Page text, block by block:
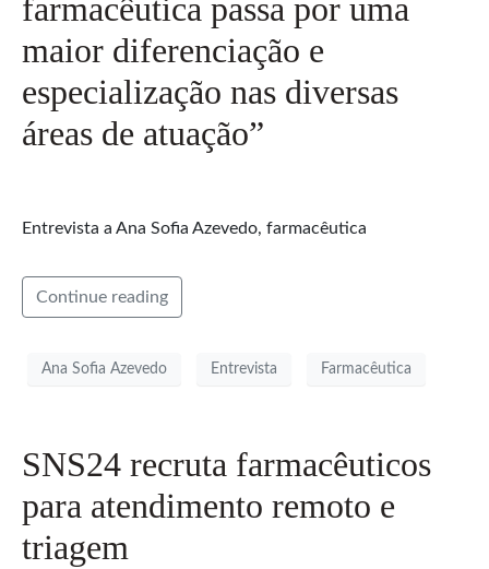
farmacêutica passa por uma
maior diferenciação e
especialização nas diversas
áreas de atuação”
Entrevista a Ana Sofia Azevedo, farmacêutica
Continue reading
Ana Sofia Azevedo Entrevista Farmacêutica
SNS24 recruta farmacêuticos
para atendimento remoto e
triagem